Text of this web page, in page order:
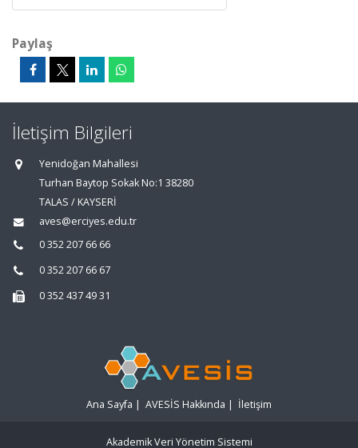
Paylaş
İletişim Bilgileri
Yenidoğan Mahallesi
Turhan Baytop Sokak No:1 38280
TALAS / KAYSERİ
aves@erciyes.edu.tr
0 352 207 66 66
0 352 207 66 67
0 352 437 49 31
Ana Sayfa | AVESİS Hakkında | İletişim
Akademik Veri Yönetim Sistemi